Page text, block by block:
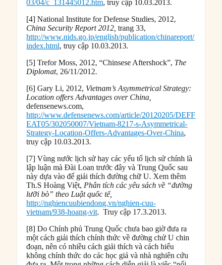
03/04/c_131445012.htm, truy cập 10.03.2013.
[4] National Institute for Defense Studies, 2012,
China Security Report 2012,trang 33,
http://www.nids.go.jp/english/publication/chinareport/
index.html, truy cập 10.03.2013.
[5] Trefor Moss, 2012, “Chinsese Aftershock”, The
Diplomat, 26/11/2012.
[6] Gary Li, 2012, Vietnam’s Asymmetrical Strategy:
Location offers Advantages over China,
defensenews.com,
http://www.defensenews.com/article/20120205/DEFF
EAT05/302050007/Vietnam-8217-s-Asymmetrical-
Strategy-Location-Offers-Advantages-Over-China,
truy cập 10.03.2013.
[7] Vùng nước lịch sử hay các yếu tố lịch sử chính là
lập luận mà Đài Loan trước đây và Trung Quốc sau
này dựa vào để giải thích đường chữ U. Xem thêm
Th.S Hoàng Việt, Phân tích các yêu sách về “đường
lưỡi bò” theo Luật quốc tế,
http://nghiencuubiendong.vn/nghien-cuu-
vietnam/938-hoang-vit. Truy cập 17.3.2013.
[8] Do Chính phủ Trung Quốc chưa bao giờ đưa ra
một cách giải thích chính thức về đường chử U chin
đoạn, nên có nhiều cách giải thích và cách hiểu
không chính thức do các học giả và nhà nghiên cứu